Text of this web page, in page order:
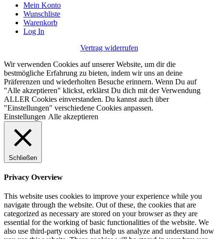
Mein Konto
Wunschliste
Warenkorb
Log In
Vertrag widerrufen
Wir verwenden Cookies auf unserer Website, um dir die
bestmögliche Erfahrung zu bieten, indem wir uns an deine
Präferenzen und wiederholten Besuche erinnern. Wenn Du auf
"Alle akzeptieren" klickst, erklärst Du dich mit der Verwendung
ALLER Cookies einverstanden. Du kannst auch über
"Einstellungen" verschiedene Cookies anpassen.
Einstellungen Alle akzeptieren
Schließen
Privacy Overview
This website uses cookies to improve your experience while you
navigate through the website. Out of these, the cookies that are
categorized as necessary are stored on your browser as they are
essential for the working of basic functionalities of the website. We
also use third-party cookies that help us analyze and understand how